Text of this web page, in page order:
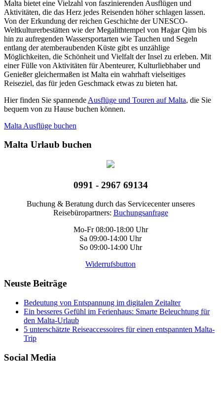
Malta bietet eine Vielzahl von faszinierenden Ausflügen und
Aktivitäten, die das Herz jedes Reisenden höher schlagen lassen.
Von der Erkundung der reichen Geschichte der UNESCO-
Weltkulturerbestätten wie der Megalithtempel von Ħaġar Qim bis
hin zu aufregenden Wassersportarten wie Tauchen und Segeln
entlang der atemberaubenden Küste gibt es unzählige
Möglichkeiten, die Schönheit und Vielfalt der Insel zu erleben. Mit
einer Fülle von Aktivitäten für Abenteurer, Kulturliebhaber und
Genießer gleichermaßen ist Malta ein wahrhaft vielseitiges
Reiseziel, das für jeden Geschmack etwas zu bieten hat.
Hier finden Sie spannende Ausflüge und Touren auf Malta, die Sie
bequem von zu Hause buchen können.
Malta Ausflüge buchen
Malta Urlaub buchen
0991 - 2967 69134
Buchung & Beratung durch das Servicecenter unseres
Reisebüropartners: Buchungsanfrage
Mo-Fr 08:00-18:00 Uhr
Sa 09:00-14:00 Uhr
So 09:00-14:00 Uhr
Widerrufsbutton
Neuste Beiträge
Bedeutung von Entspannung im digitalen Zeitalter
Ein besseres Gefühl im Ferienhaus: Smarte Beleuchtung für
den Malta-Urlaub
5 unterschätzte Reiseaccessoires für einen entspannten Malta-
Trip
Social Media